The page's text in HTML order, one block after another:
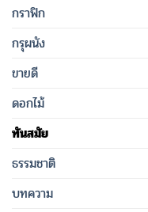
กราฟิก
กรุผนัง
ขายดี
ดอกไม้
ทันสมัย
ธรรมชาติ
บทความ